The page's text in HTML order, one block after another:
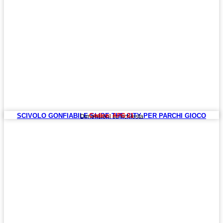
SCIVOLO GONFIABILE SLIDE THE CITY PER PARCHI GIOCO
Dimensioni su richiesta
Codice: APG 21